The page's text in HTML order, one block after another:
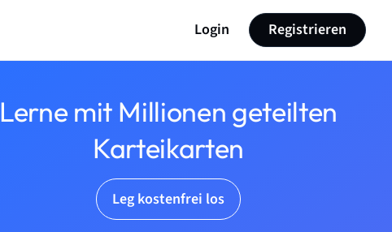
Login Registrieren
Lerne mit Millionen geteilten
Karteikarten
Leg kostenfrei los